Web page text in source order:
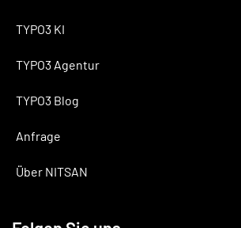
TYPO3 KI
TYPO3 Agentur
TYPO3 Blog
Anfrage
Über NITSAN